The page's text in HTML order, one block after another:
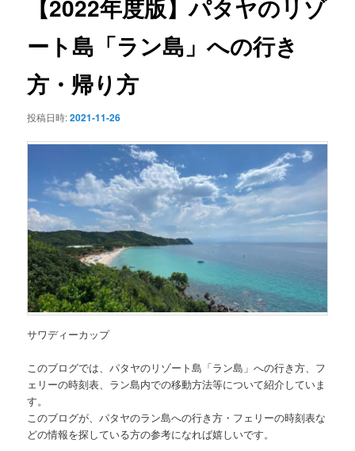
ョ
【2022年度版】パタヤのリゾ
ート島「ラン島」への行き
方・帰り方
投稿日時:2021-11-26
サワディーカップ
このブログでは、パタヤのリゾート島「ラン島」への行き方、フ
ェリーの時刻表、ラン島内での移動方法等について紹介していま
す。
このブログが、パタヤのラン島への行き方・フェリーの時刻表な
どの情報を探している方の参考になれば嬉しいです。